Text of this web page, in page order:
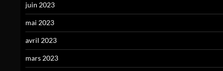
juin 2023
mai 2023
avril 2023
mars 2023